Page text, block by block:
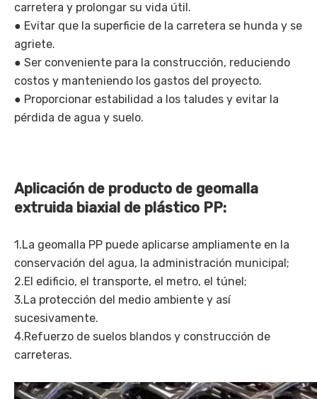
carretera y prolongar su vida útil.
● Evitar que la superficie de la carretera se hunda y se
agriete.
● Ser conveniente para la construcción, reduciendo
costos y manteniendo los gastos del proyecto.
● Proporcionar estabilidad a los taludes y evitar la
pérdida de agua y suelo.
Aplicación de producto de geomalla
extruida biaxial de plástico PP:
1.La geomalla PP puede aplicarse ampliamente en la
conservación del agua, la administración municipal;
2.El edificio, el transporte, el metro, el túnel;
3.La protección del medio ambiente y así
sucesivamente.
4.Refuerzo de suelos blandos y construcción de
carreteras.